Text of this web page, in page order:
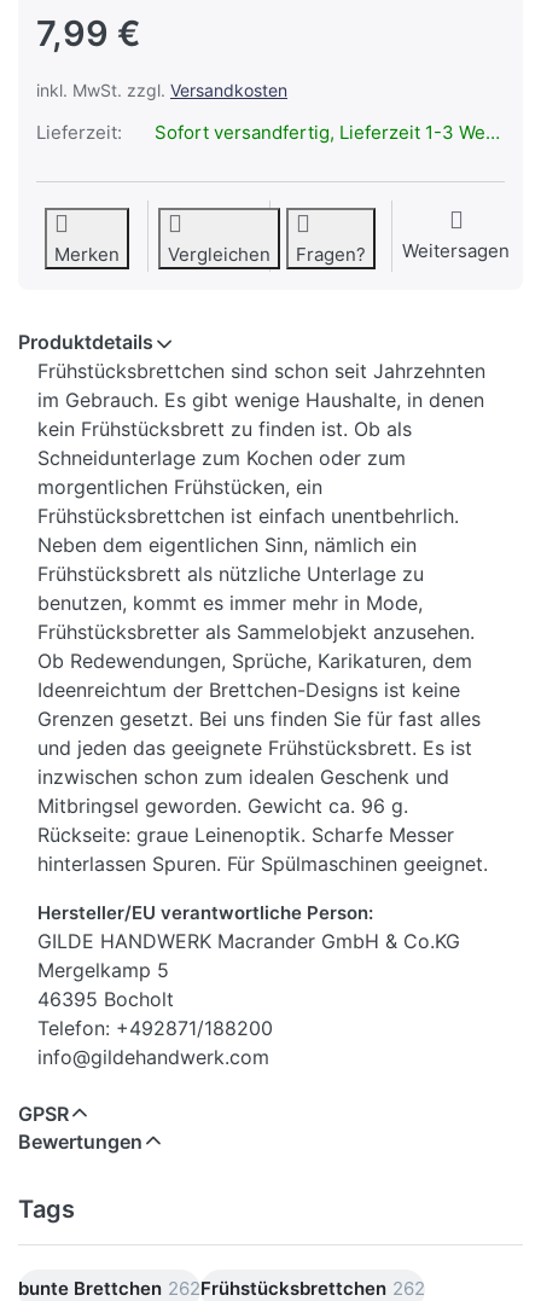
7,99 €
inkl. MwSt. zzgl. Versandkosten
Lieferzeit: Sofort versandfertig, Lieferzeit 1-3 Werktage.
Merken Vergleichen Fragen? Weitersagen
Produktdetails
Frühstücksbrettchen sind schon seit Jahrzehnten
im Gebrauch. Es gibt wenige Haushalte, in denen
kein Frühstücksbrett zu finden ist. Ob als
Schneidunterlage zum Kochen oder zum
morgentlichen Frühstücken, ein
Frühstücksbrettchen ist einfach unentbehrlich.
Neben dem eigentlichen Sinn, nämlich ein
Frühstücksbrett als nützliche Unterlage zu
benutzen, kommt es immer mehr in Mode,
Frühstücksbretter als Sammelobjekt anzusehen.
Ob Redewendungen, Sprüche, Karikaturen, dem
Ideenreichtum der Brettchen-Designs ist keine
Grenzen gesetzt. Bei uns finden Sie für fast alles
und jeden das geeignete Frühstücksbrett. Es ist
inzwischen schon zum idealen Geschenk und
Mitbringsel geworden. Gewicht ca. 96 g.
Rückseite: graue Leinenoptik. Scharfe Messer
hinterlassen Spuren. Für Spülmaschinen geeignet.
Hersteller/EU verantwortliche Person:
GILDE HANDWERK Macrander GmbH & Co.KG
Mergelkamp 5
46395 Bocholt
Telefon: +492871/188200
info@gildehandwerk.com
GPSR
Bewertungen
Tags
bunte Brettchen 262Frühstücksbrettchen 262